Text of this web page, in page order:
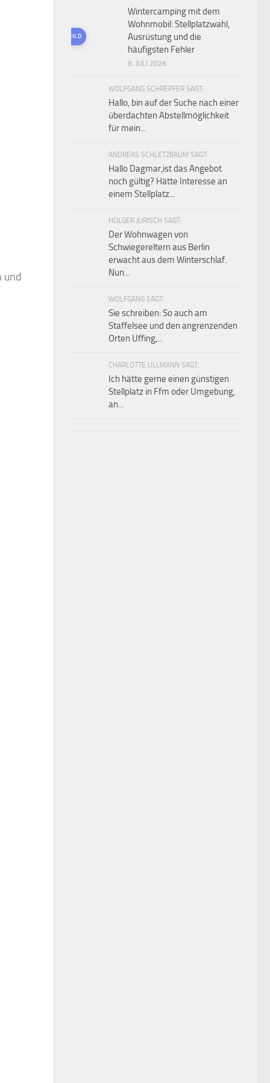
und
KI-GENERIERTES BILD
Wintercamping mit dem
Wohnmobil: Stellplatzwahl,
Ausrüstung und die
häufigsten Fehler
8. JULI 2026
WOLFGANG SCHREPFER SAGT:
Hallo, bin auf der Suche nach einer
überdachten Abstellmöglichkeit
für mein...
ANDREAS SCHLETZBAUM SAGT:
Hallo Dagmar,ist das Angebot
noch gültig? Hätte Interesse an
einem Stellplatz...
HOLGER JURISCH SAGT:
Der Wohnwagen von
Schwiegereltern aus Berlin
erwacht aus dem Winterschlaf.
Nun...
WOLFGANG SAGT:
Sie schreiben: So auch am
Staffelsee und den angrenzenden
Orten Uffing,...
CHARLOTTE ULLMANN SAGT:
Ich hätte gerne einen günstigen
Stellplatz in Ffm oder Umgebung,
an...